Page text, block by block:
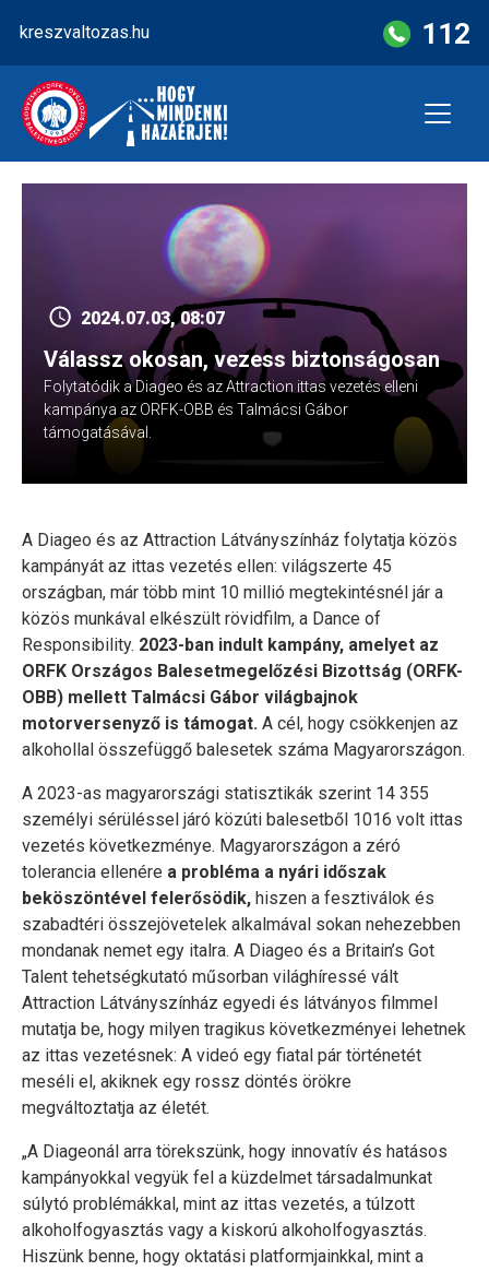
content
kreszvaltozas.hu 112
2024.07.03, 08:07
Válassz okosan, vezess biztonságosan
Folytatódik a Diageo és az Attraction ittas vezetés elleni
kampánya az ORFK-OBB és Talmácsi Gábor
támogatásával.
A Diageo és az Attraction Látványszínház folytatja közös
kampányát az ittas vezetés ellen: világszerte 45
országban, már több mint 10 millió megtekintésnél jár a
közös munkával elkészült rövidfilm, a Dance of
Responsibility. 2023-ban indult kampány, amelyet az
ORFK Országos Balesetmegelőzési Bizottság (ORFK-
OBB) mellett Talmácsi Gábor világbajnok
motorversenyző is támogat. A cél, hogy csökkenjen az
alkohollal összefüggő balesetek száma Magyarországon.
A 2023-as magyarországi statisztikák szerint 14 355
személyi sérüléssel járó közúti balesetből 1016 volt ittas
vezetés következménye. Magyarországon a zéró
tolerancia ellenére a probléma a nyári időszak
beköszöntével felerősödik, hiszen a fesztiválok és
szabadtéri összejövetelek alkalmával sokan nehezebben
mondanak nemet egy italra. A Diageo és a Britain’s Got
Talent tehetségkutató műsorban világhíressé vált
Attraction Látványszínház egyedi és látványos filmmel
mutatja be, hogy milyen tragikus következményei lehetnek
az ittas vezetésnek: A videó egy fiatal pár történetét
meséli el, akiknek egy rossz döntés örökre
megváltoztatja az életét.
„A Diageonál arra törekszünk, hogy innovatív és hatásos
kampányokkal vegyük fel a küzdelmet társadalmunkat
súlytó problémákkal, mint az ittas vezetés, a túlzott
alkoholfogyasztás vagy a kiskorú alkoholfogyasztás.
Hiszünk benne, hogy oktatási platformjainkkal, mint a